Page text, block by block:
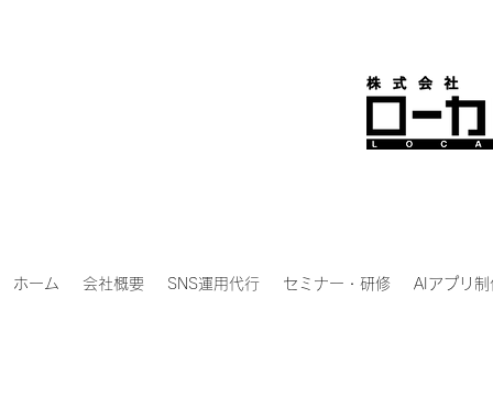
ホーム 会社概要 SNS運用代行 セミナー・研修 AIアプリ制